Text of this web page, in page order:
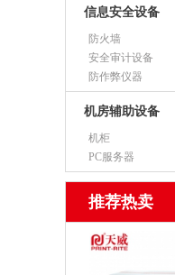
信息安全设备
防火墙
安全审计设备
防作弊仪器
机房辅助设备
机柜
PC服务器
推荐热卖